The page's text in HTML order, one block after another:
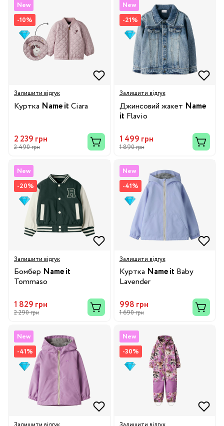
New
-10%
Залишити відгук
Куртка Name it Ciara
2 239 грн
2 490 грн
New
-21%
Залишити відгук
Джинсовий жакет Name
it Flavio
1 499 грн
1 890 грн
New
-20%
Залишити відгук
Бомбер Name it
Tommaso
1 829 грн
2 290 грн
New
-41%
Залишити відгук
Куртка Name it Baby
Lavender
998 грн
1 690 грн
New
-41%
New
-30%